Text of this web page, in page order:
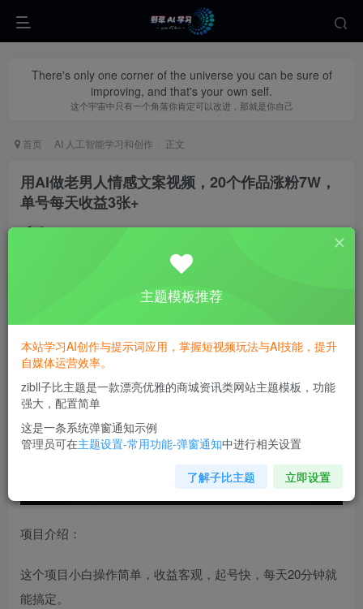
There's only one corner of the universe you can be sure of
improving, and that's your own self.
这个宇宙中只有一个角落你肯定可以改进，那就是你自己
首页 AI 人工智能学习和创作 正文
用AI做老男人情感文案视频，20个作品涨粉7W，
单号每天收益3张+
私信
项目介绍：
这个项目小白操作简单，收益客观，起号快，每天20分钟就
能搞定。
主题模板推荐
本站学习AI创作与提示词应用，掌握短视频玩法与AI技能，提升
自媒体运营效率。
zibll子比主题是一款漂亮优雅的商城资讯类网站主题模板，功能
强大，配置简单
这是一条系统弹窗通知示例
管理员可在主题设置-常用功能-弹窗通知中进行相关设置
了解子比主题 立即设置